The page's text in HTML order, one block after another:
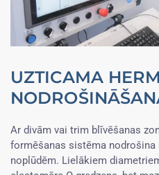
UZTICAMA
Ar divām vai trim blīvēšanas
formēšanas sistēma
noplūdēm. Lielākiem